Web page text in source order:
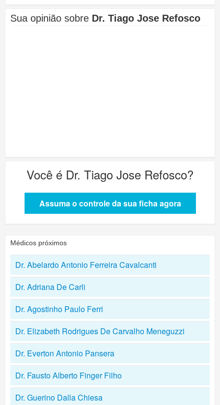
Sua opinião sobre Dr. Tiago Jose Refosco
Você é Dr. Tiago Jose Refosco?
Assuma o controle da sua ficha agora
Médicos próximos
Dr. Abelardo Antonio Ferreira Cavalcanti
Dr. Adriana De Carli
Dr. Agostinho Paulo Ferri
Dr. Elizabeth Rodrigues De Carvalho Meneguzzi
Dr. Everton Antonio Pansera
Dr. Fausto Alberto Finger Filho
Dr. Guerino Dalla Chiesa